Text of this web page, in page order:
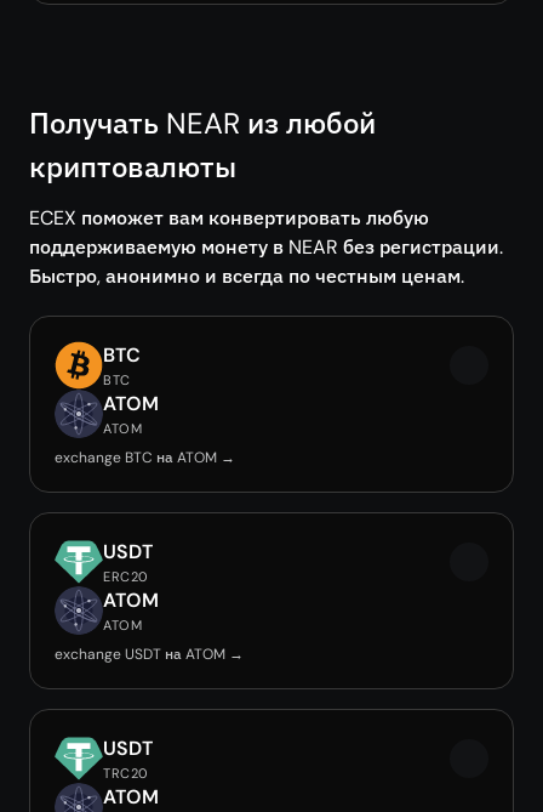
Получать NEAR из любой
криптовалюты
ECEX поможет вам конвертировать любую
поддерживаемую монету в NEAR без регистрации.
Быстро, анонимно и всегда по честным ценам.
BTC
BTC
ATOM
ATOM
exchange BTC на ATOM →
USDT
ERC20
ATOM
ATOM
exchange USDT на ATOM →
USDT
TRC20
ATOM